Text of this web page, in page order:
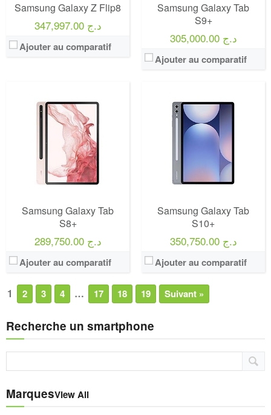
Samsung Galaxy Z Flip8
347,997.00 د.ج
Ajouter au comparatif
Samsung Galaxy Tab
S9+
305,000.00 د.ج
Ajouter au comparatif
Samsung Galaxy Tab
S8+
289,750.00 د.ج
Ajouter au comparatif
Samsung Galaxy Tab
S10+
350,750.00 د.ج
Ajouter au comparatif
1 2 3 4 … 17 18 19 Suivant »
Recherche un smartphone
MarquesView All